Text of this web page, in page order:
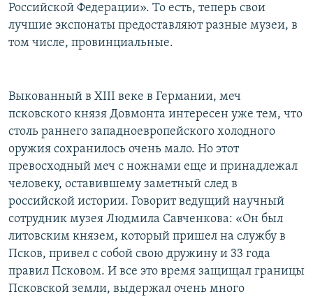
Российской Федерации». То есть, теперь свои
лучшие экспонаты предоставляют разные музеи, в
том числе, провинциальные.
Выкованный в XIII веке в Германии, меч
псковского князя Довмонта интересен уже тем, что
столь раннего западноевропейского холодного
оружия сохранилось очень мало. Но этот
превосходный меч с ножнами еще и принадлежал
человеку, оставившему заметный след в
российской истории. Говорит ведущий научный
сотрудник музея Людмила Савченкова: «Он был
литовским князем, который пришел на службу в
Псков, привел с собой свою дружину и 33 года
правил Псковом. И все это время защищал границы
Псковской земли, выдержал очень много